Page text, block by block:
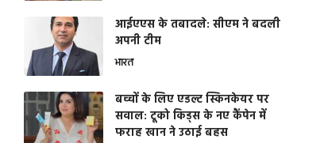
आईएएस के तबादले: सीएम ने बदली
अपनी टीम
भारत
बच्चों के लिए एडल्ट स्किनकेयर पर
सवाल: टूको किड्स के नए कैंपेन में
फराह खान ने उठाई बहस